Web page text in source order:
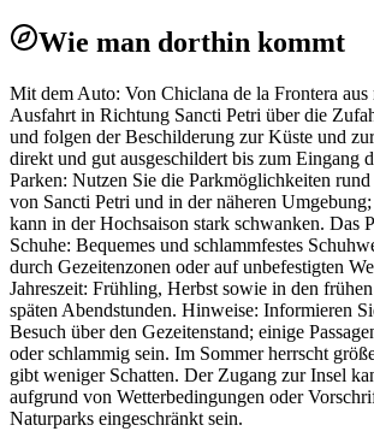
Wie man dorthin kommt
Mit dem Auto: Von Chiclana de la Frontera aus
Ausfahrt in Richtung Sancti Petri über die
und folgen der Beschilderung zur Küste und
direkt und gut ausgeschildert bis zum Eingang
Parken: Nutzen Sie die Parkmöglichkeiten rund
von Sancti Petri und in der näheren
kann in der Hochsaison stark schwanken. Das
Schuhe: Bequemes und schlammfestes
durch Gezeitenzonen oder auf unbefestigten
Jahreszeit: Frühling, Herbst sowie in den
späten Abendstunden. Hinweise: Informieren
Besuch über den Gezeitenstand; einige
oder schlammig sein. Im Sommer herrscht
gibt weniger Schatten. Der Zugang zur Insel
aufgrund von Wetterbedingungen oder
Naturparks eingeschränkt sein.